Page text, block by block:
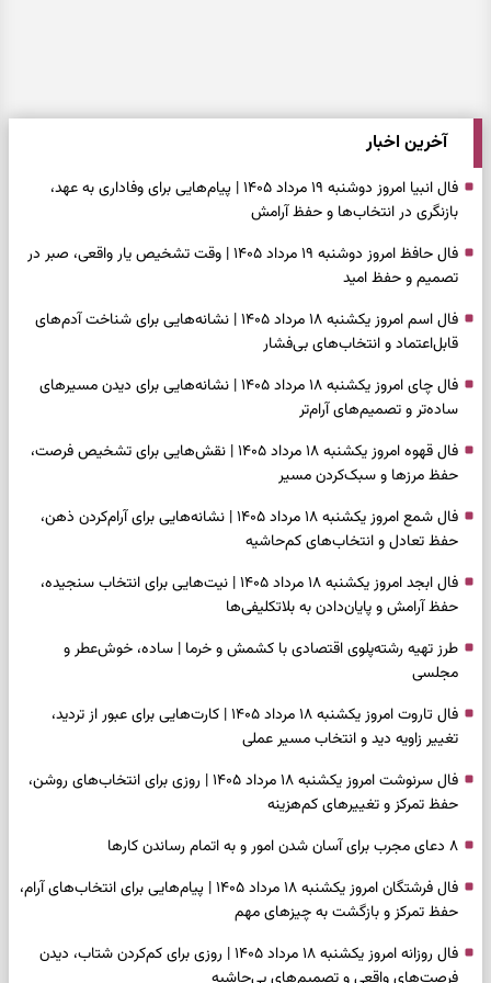
آخرین اخبار
فال انبیا امروز دوشنبه ۱۹ مرداد ۱۴۰۵ | پیام‌هایی برای وفاداری به عهد،
بازنگری در انتخاب‌ها و حفظ آرامش
فال حافظ امروز دوشنبه ۱۹ مرداد ۱۴۰۵ | وقت تشخیص یار واقعی، صبر در
تصمیم و حفظ امید
فال اسم امروز یکشنبه ۱۸ مرداد ۱۴۰۵ | نشانه‌هایی برای شناخت آدم‌های
قابل‌اعتماد و انتخاب‌های بی‌فشار
فال چای امروز یکشنبه ۱۸ مرداد ۱۴۰۵ | نشانه‌هایی برای دیدن مسیرهای
ساده‌تر و تصمیم‌های آرام‌تر
فال قهوه امروز یکشنبه ۱۸ مرداد ۱۴۰۵ | نقش‌هایی برای تشخیص فرصت،
حفظ مرزها و سبک‌کردن مسیر
فال شمع امروز یکشنبه ۱۸ مرداد ۱۴۰۵ | نشانه‌هایی برای آرام‌کردن ذهن،
حفظ تعادل و انتخاب‌های کم‌حاشیه
فال ابجد امروز یکشنبه ۱۸ مرداد ۱۴۰۵ | نیت‌هایی برای انتخاب سنجیده،
حفظ آرامش و پایان‌دادن به بلاتکلیفی‌ها
طرز تهیه رشته‌پلوی اقتصادی با کشمش و خرما | ساده، خوش‌عطر و
مجلسی
فال تاروت امروز یکشنبه ۱۸ مرداد ۱۴۰۵ | کارت‌هایی برای عبور از تردید،
تغییر زاویه دید و انتخاب مسیر عملی
فال سرنوشت امروز یکشنبه ۱۸ مرداد ۱۴۰۵ | روزی برای انتخاب‌های روشن،
حفظ تمرکز و تغییرهای کم‌هزینه
۸ دعای مجرب برای آسان شدن امور و به اتمام رساندن کار‌ها
فال فرشتگان امروز یکشنبه ۱۸ مرداد ۱۴۰۵ | پیام‌هایی برای انتخاب‌های آرام،
حفظ تمرکز و بازگشت به چیزهای مهم
فال روزانه امروز یکشنبه ۱۸ مرداد ۱۴۰۵ | روزی برای کم‌کردن شتاب، دیدن